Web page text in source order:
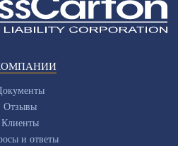
Отзывы
Клиенты
и ответы